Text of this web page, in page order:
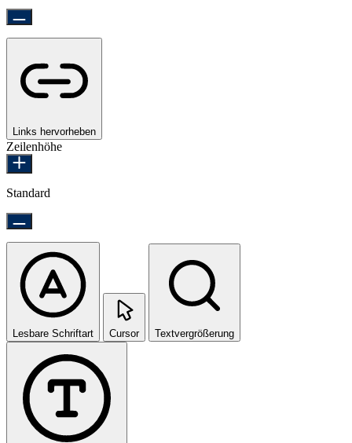
Links hervorheben
Zeilenhöhe
Standard
Lesbare Schriftart Cursor Textvergrößerung